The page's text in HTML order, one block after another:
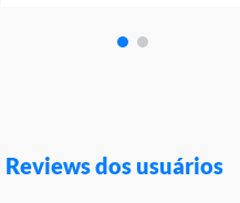
Reviews dos usuários